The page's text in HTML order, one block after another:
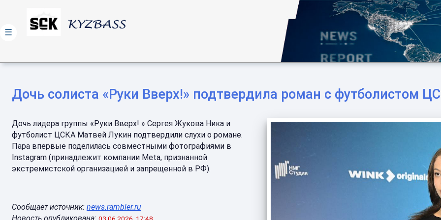
Дочь солиста «Руки Вверх!» подтвердила роман с футболистом
Дочь лидера группы «Руки Вверх! » Сергея Жукова Ника и
футболист ЦСКА Матвей Лукин подтвердили слухи о романе.
Пара впервые поделилась совместными фотографиями в
Instagram (принадлежит компании Meta, признанной
экстремистской организацией и запрещенной в РФ).
Сообщает источник: news.rambler.ru
☰